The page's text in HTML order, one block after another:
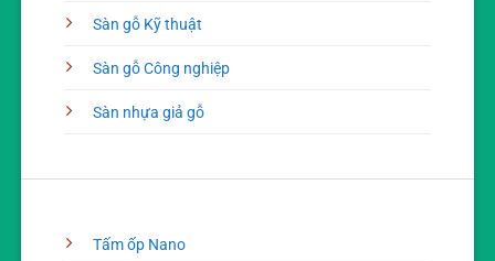
Sàn gỗ Kỹ thuật
Sàn gỗ Công nghiệp
Sàn nhựa giả gỗ
Tấm ốp Nano